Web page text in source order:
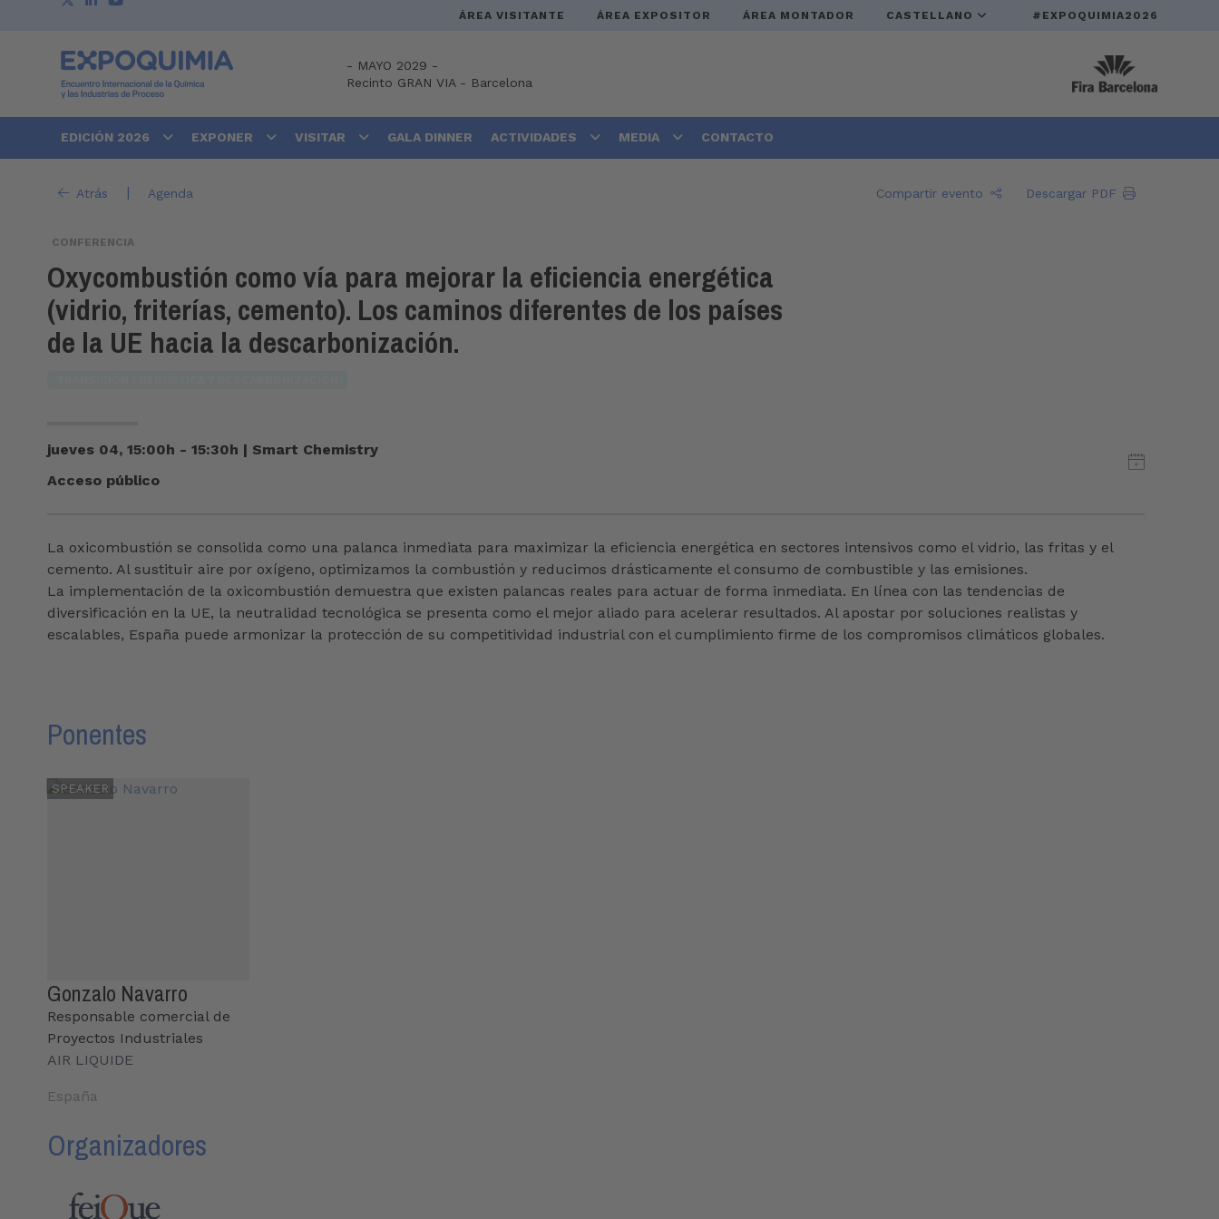
ÁREA VISITANTE ÁREA EXPOSITOR ÁREA MONTADOR CASTELLANO #EXPOQUIMIA2026
- MAYO 2029 -
Recinto GRAN VIA- Barcelona
EDICIÓN 2026 EXPONER VISITAR GALA DINNER ACTIVIDADES MEDIA CONTACTO
Atrás | Agenda Compartir evento Descargar PDF
CONFERENCIA
Oxycombustión como vía para mejorar la eficiencia energética
(vidrio, friterías, cemento). Los caminos diferentes de los países
de la UE hacia la descarbonización.
jueves 04, 15:00h - 15:30h | Smart Chemistry
Acceso público
La oxicombustión se consolida como una palanca inmediata para maximizar la eficiencia energética en sectores intensivos como el vidrio, las fritas y el
cemento. Al sustituir aire por oxígeno, optimizamos la combustión y reducimos drásticamente el consumo de combustible y las emisiones.
La implementación de la oxicombustión demuestra que existen palancas reales para actuar de forma inmediata. En línea con las tendencias de
diversificación en la UE, la neutralidad tecnológica se presenta como el mejor aliado para acelerar resultados. Al apostar por soluciones realistas y
escalables, España puede armonizar la protección de su competitividad industrial con el cumplimiento firme de los compromisos climáticos globales.
Ponentes
SPEAKER
Gonzalo Navarro
Responsable comercial de
Proyectos Industriales
AIR LIQUIDE
España
Organizadores